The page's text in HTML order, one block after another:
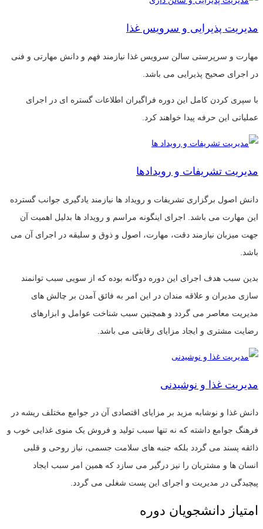
مدیریت پذیرایی و سرویس غذا
مهارت و سرپرستی سالن سرویس غذا نیازمند فهم و دانش مهارتی و فنی
در اجرای صحیح پذیرایی می باشد.
با سپری کردن کامل این دوره فراگیران اطلاعات گستره ای در اجرای
عملیاتی این حرفه پیدا خواهند کرد.
مدیریت تشریفات و رویدادها
دانش اصول برگزاری تشریفات و رویداد ها نیازمند یادگیری جوانب گسترده
این مهارت می باشد. اجرای اینگونه مراسم و رویداد ها بدلیل اهمیت آن
جهت میزبان نیازمند دقت، مهارت، اصول و ذوق و سلیقه در اجرای آن می
باشد.
بدین سبب هدف اجرای این دوره دوگانه بوده که از سویی سبب توانمند
سازی مدیران و علاقه مندان در این امر به فائق آمدن بر چالش های
مدیریت معاصر می گردد و همچنین سبب شناخت عوامل و ابزارهای
رضایت مشتری و ایجاد مزایای رقابتی می باشد.
مدیریت غذا و نوشیدنی
دانش غذا و نوشابه مزید بر مزایای اقتصادی آن در جوامع مختلف ریشه در
فرهنگ جوامع داشته که نه تنها سبب تولید و فروش یک منوی غذایی خوب و
ذائقه پسند می گردد بلکه جنبه های سلامت جسمی، نیاز روحی و قلبی
انسان ها و مشتریان را نیز درگیر می سازد که همین امر سبب ایجاد
پیچیدگی در مدیریت و اجرای این پست شغلی می گردد.
امتیاز دانشجویان دوره